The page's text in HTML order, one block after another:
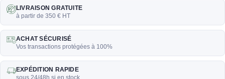
LIVRAISON GRATUITE
à partir de 350 € HT
ACHAT SÉCURISÉ
Vos transactions protégées à 100%
EXPÉDITION RAPIDE
sous 24/48h si en stock